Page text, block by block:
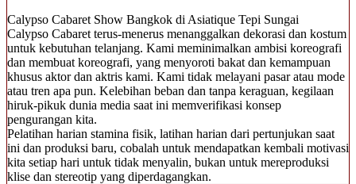
Calypso Cabaret Show Bangkok di Asiatique Tepi Sungai
Calypso Cabaret terus-menerus menanggalkan dekorasi dan kostum
untuk kebutuhan telanjang. Kami meminimalkan ambisi koreografi
dan membuat koreografi, yang menyoroti bakat dan kemampuan
khusus aktor dan aktris kami. Kami tidak melayani pasar atau mode
atau tren apa pun. Kelebihan beban dan tanpa keraguan, kegilaan
hiruk-pikuk dunia media saat ini memverifikasi konsep
pengurangan kita.
Pelatihan harian stamina fisik, latihan harian dari pertunjukan saat
ini dan produksi baru, cobalah untuk mendapatkan kembali motivasi
kita setiap hari untuk tidak menyalin, bukan untuk mereproduksi
klise dan stereotip yang diperdagangkan.